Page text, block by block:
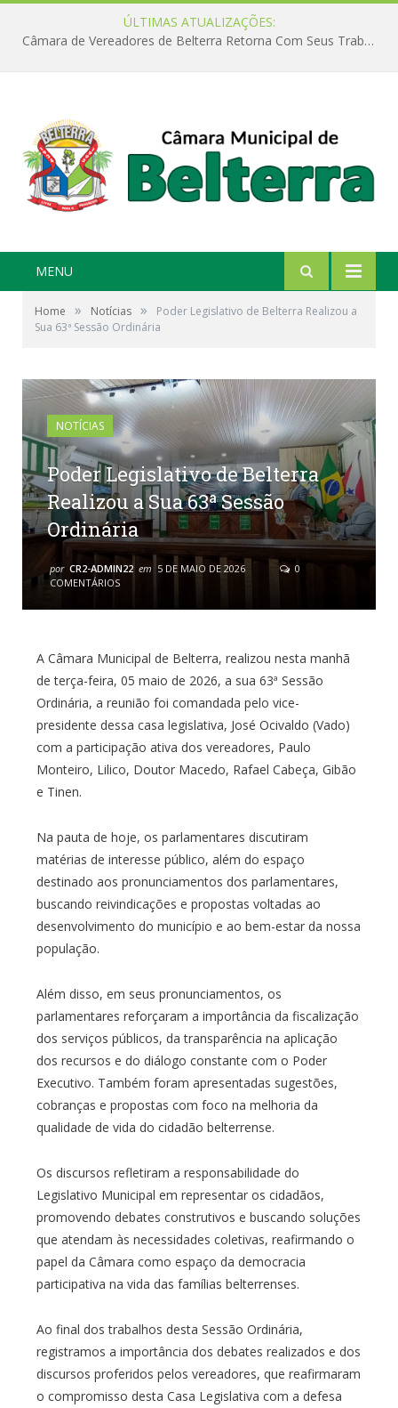
ÚLTIMAS ATUALIZAÇÕES:
Câmara de Vereadores de Belterra Retorna Com Seus Trabalhos Legislativos
MENU
Home » Notícias »
Poder Legislativo de Belterra Realizou a
Sua 63ª Sessão Ordinária
NOTÍCIAS
Poder Legislativo de Belterra
Realizou a Sua 63ª Sessão
Ordinária
por CR2-ADMIN22 em 5 DE MAIO DE 2026
0
COMENTÁRIOS
A Câmara Municipal de Belterra, realizou nesta manhã
de terça-feira, 05 maio de 2026, a sua 63ª Sessão
Ordinária, a reunião foi comandada pelo vice-
presidente dessa casa legislativa, José Ocivaldo (Vado)
com a participação ativa dos vereadores, Paulo
Monteiro, Lilico, Doutor Macedo, Rafael Cabeça, Gibão
e Tinen.
Na pauta de hoje, os parlamentares discutiram
matérias de interesse público, além do espaço
destinado aos pronunciamentos dos parlamentares,
buscando reivindicações e propostas voltadas ao
desenvolvimento do município e ao bem-estar da nossa
população.
Além disso, em seus pronunciamentos, os
parlamentares reforçaram a importância da fiscalização
dos serviços públicos, da transparência na aplicação
dos recursos e do diálogo constante com o Poder
Executivo. Também foram apresentadas sugestões,
cobranças e propostas com foco na melhoria da
qualidade de vida do cidadão belterrense.
Os discursos refletiram a responsabilidade do
Legislativo Municipal em representar os cidadãos,
promovendo debates construtivos e buscando soluções
que atendam às necessidades coletivas, reafirmando o
papel da Câmara como espaço da democracia
participativa na vida das famílias belterrenses.
Ao final dos trabalhos desta Sessão Ordinária,
registramos a importância dos debates realizados e dos
discursos proferidos pelos vereadores, que reafirmaram
o compromisso desta Casa Legislativa com a defesa